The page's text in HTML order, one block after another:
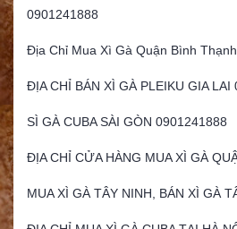
0901241888
Địa Chỉ Mua Xì Gà Quận Bình
ĐỊA CHỈ BÁN XÌ GÀ PLEIKU GIA LAI
SÌ GÀ CUBA SÀI GÒN 0901241888
ĐỊA CHỈ CỬA HÀNG MUA XÌ GÀ
MUA XÌ GÀ TÂY NINH, BÁN XÌ GÀ